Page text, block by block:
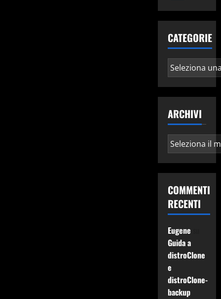
CATEGORIE
Categorie
ARCHIVI
Archivi
COMMENTI
RECENTI
Eugene
Guida a
distroClone
e
distroClone-
backup